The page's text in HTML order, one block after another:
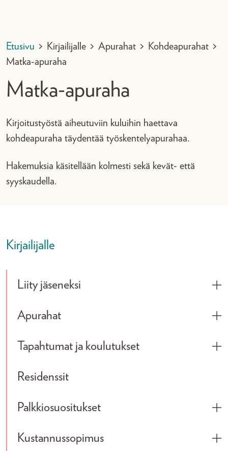
Etusivu > Kirjailijalle > Apurahat > Kohdeapurahat >
Matka-apuraha
Matka-apuraha
Kirjoitustyöstä aiheutuviin kuluihin haettava
kohdeapuraha täydentää työskentelyapurahaa.
Hakemuksia käsitellään kolmesti sekä kevät- että
syyskaudella.
Kirjailijalle
Liity jäseneksi
Apurahat
Tapahtumat ja koulutukset
Residenssit
Palkkiosuositukset
Kustannussopimus